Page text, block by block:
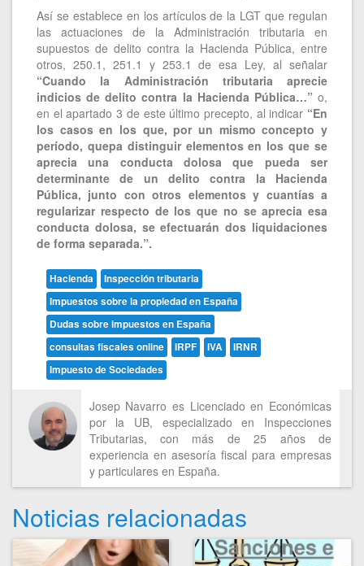
Así se establece en los artículos de la LGT que regulan
las actuaciones de la Administración tributaria en
supuestos de delito contra la Hacienda Pública, entre
otros, 250.1, 251.1 y 253.1 de esa Ley, al señalar
“Cuando la Administración tributaria aprecie
indicios de delito contra la Hacienda Pública…” o,
en el apartado 3 de este último precepto, al indicar “En
los casos en los que, por un mismo concepto y
período, quepa distinguir elementos en los que se
aprecia una conducta dolosa que pueda ser
determinante de un delito contra la Hacienda
Pública, junto con otros elementos y cuantías a
regularizar respecto de los que no se aprecia esa
conducta dolosa, se efectuarán dos liquidaciones
de forma separada.”.
Hacienda
Inspección tributaria
Impuestos sobre la propiedad en España
Dudas sobre impuestos en España
consultas fiscales online
IRPF IVA
IRNR
Impuesto de Sociedades
Josep Navarro es Licenciado en Económicas
por la UB, especializado en Inspecciones
Tributarias, con más de 25 años de
experiencia en asesoría fiscal para empresas
y particulares en España.
Noticias relacionadas